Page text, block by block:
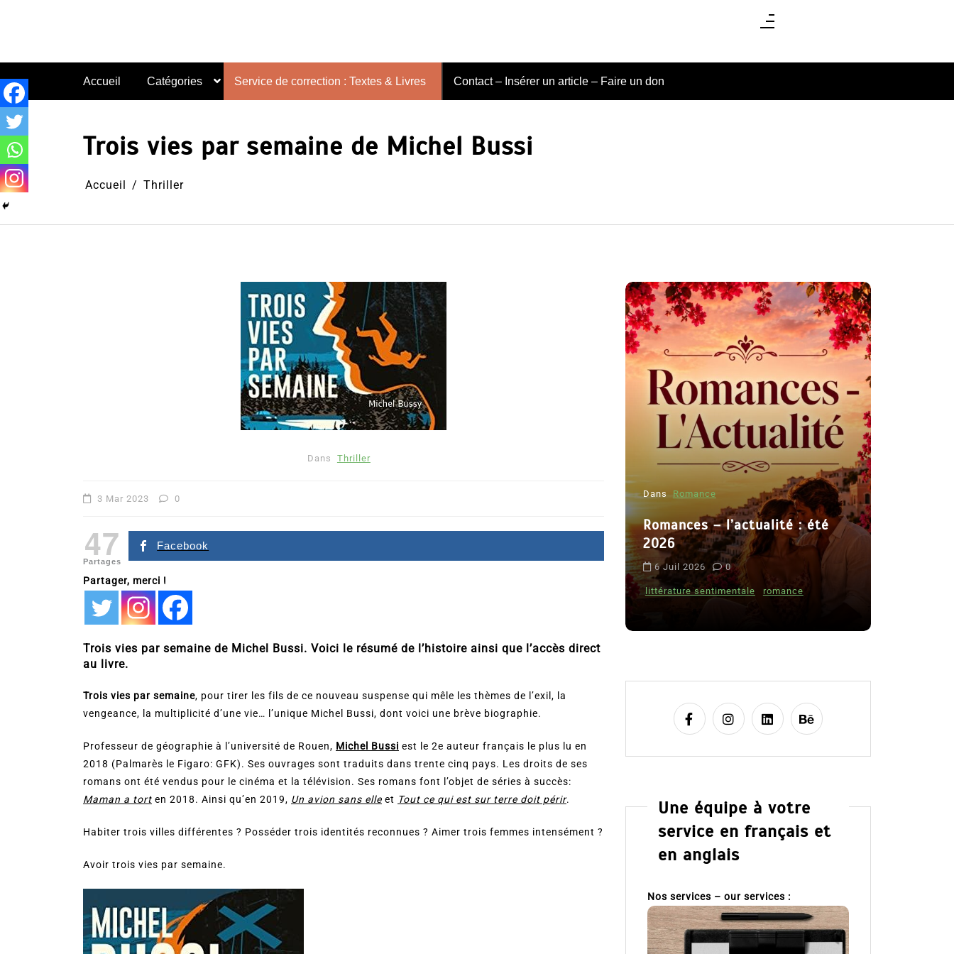
Accueil Catégories Service de correction : Textes & Livres Contact – Insérer un article – Faire un don
Trois vies par semaine de Michel Bussi
Accueil Thriller
Dans Thriller
3 Mar 2023 0
47
Partages
Facebook
Partager, merci !
Trois vies par semaine de Michel Bussi. Voici le résumé de l’histoire ainsi que l’accès direct
au livre.
Trois vies par semaine, pour tirer les fils de ce nouveau suspense qui mêle les thèmes de l’exil, la
vengeance, la multiplicité d’une vie… l’unique Michel Bussi, dont voici une brève biographie.
Professeur de géographie à l’université de Rouen, Michel Bussi est le 2e auteur français le plus lu en
2018 (Palmarès le Figaro: GFK). Ses ouvrages sont traduits dans trente cinq pays. Les droits de ses
romans ont été vendus pour le cinéma et la télévision. Ses romans font l’objet de séries à succès:
Maman a tort en 2018. Ainsi qu’en 2019, Un avion sans elle et Tout ce qui est sur terre doit périr.
Habiter trois villes différentes ? Posséder trois identités reconnues ? Aimer trois femmes intensément ?
Avoir trois vies par semaine.
Dans
2026
littérature sentimentale
Dans Thriller
Le coupable n’est pas Camille
Dans Romance
Romances – l’actualité : été
2026
6 Juil 2026 0
littérature sentimentale romance
Une équipe à votre
service en français et
en anglais
Nos services – our services :